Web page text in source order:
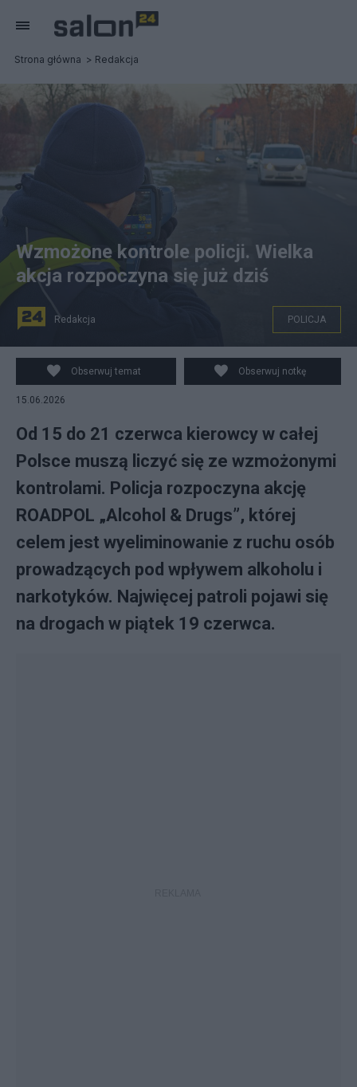
Strona główna Redakcja
Wzmożone kontrole policji. Wielka
akcja rozpoczyna się już dziś
Redakcja POLICJA
Obserwuj temat Obserwuj notkę
15.06.2026
Od 15 do 21 czerwca kierowcy w całej
Polsce muszą liczyć się ze wzmożonymi
kontrolami. Policja rozpoczyna akcję
ROADPOL „Alcohol & Drugs”, której
celem jest wyeliminowanie z ruchu osób
prowadzących pod wpływem alkoholu i
narkotyków. Najwięcej patroli pojawi się
na drogach w piątek 19 czerwca.